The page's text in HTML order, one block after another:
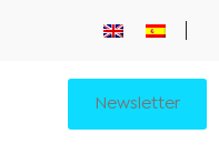
Newsletter